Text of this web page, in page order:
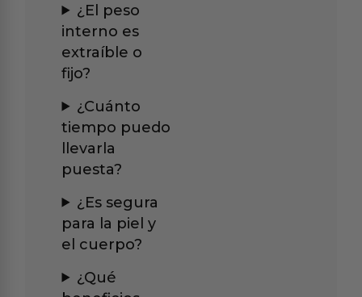
¿El peso
interno es
extraíble o
fijo?
¿Cuánto
tiempo puedo
llevarla
puesta?
¿Es segura
para la piel y
el cuerpo?
¿Qué